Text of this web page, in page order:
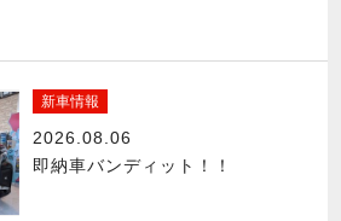
新車情報
2026.08.06
即納車バンディット！！